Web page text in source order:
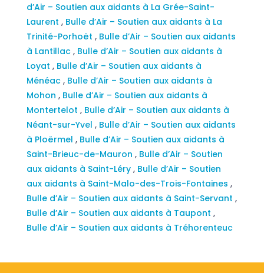
d’Air – Soutien aux aidants à La Grée-Saint-
Laurent , Bulle d’Air – Soutien aux aidants à La
Trinité-Porhoët , Bulle d’Air – Soutien aux aidants
à Lantillac , Bulle d’Air – Soutien aux aidants à
Loyat , Bulle d’Air – Soutien aux aidants à
Ménéac , Bulle d’Air – Soutien aux aidants à
Mohon , Bulle d’Air – Soutien aux aidants à
Montertelot , Bulle d’Air – Soutien aux aidants à
Néant-sur-Yvel , Bulle d’Air – Soutien aux aidants
à Ploërmel , Bulle d’Air – Soutien aux aidants à
Saint-Brieuc-de-Mauron , Bulle d’Air – Soutien
aux aidants à Saint-Léry , Bulle d’Air – Soutien
aux aidants à Saint-Malo-des-Trois-Fontaines ,
Bulle d’Air – Soutien aux aidants à Saint-Servant ,
Bulle d’Air – Soutien aux aidants à Taupont ,
Bulle d’Air – Soutien aux aidants à Tréhorenteuc